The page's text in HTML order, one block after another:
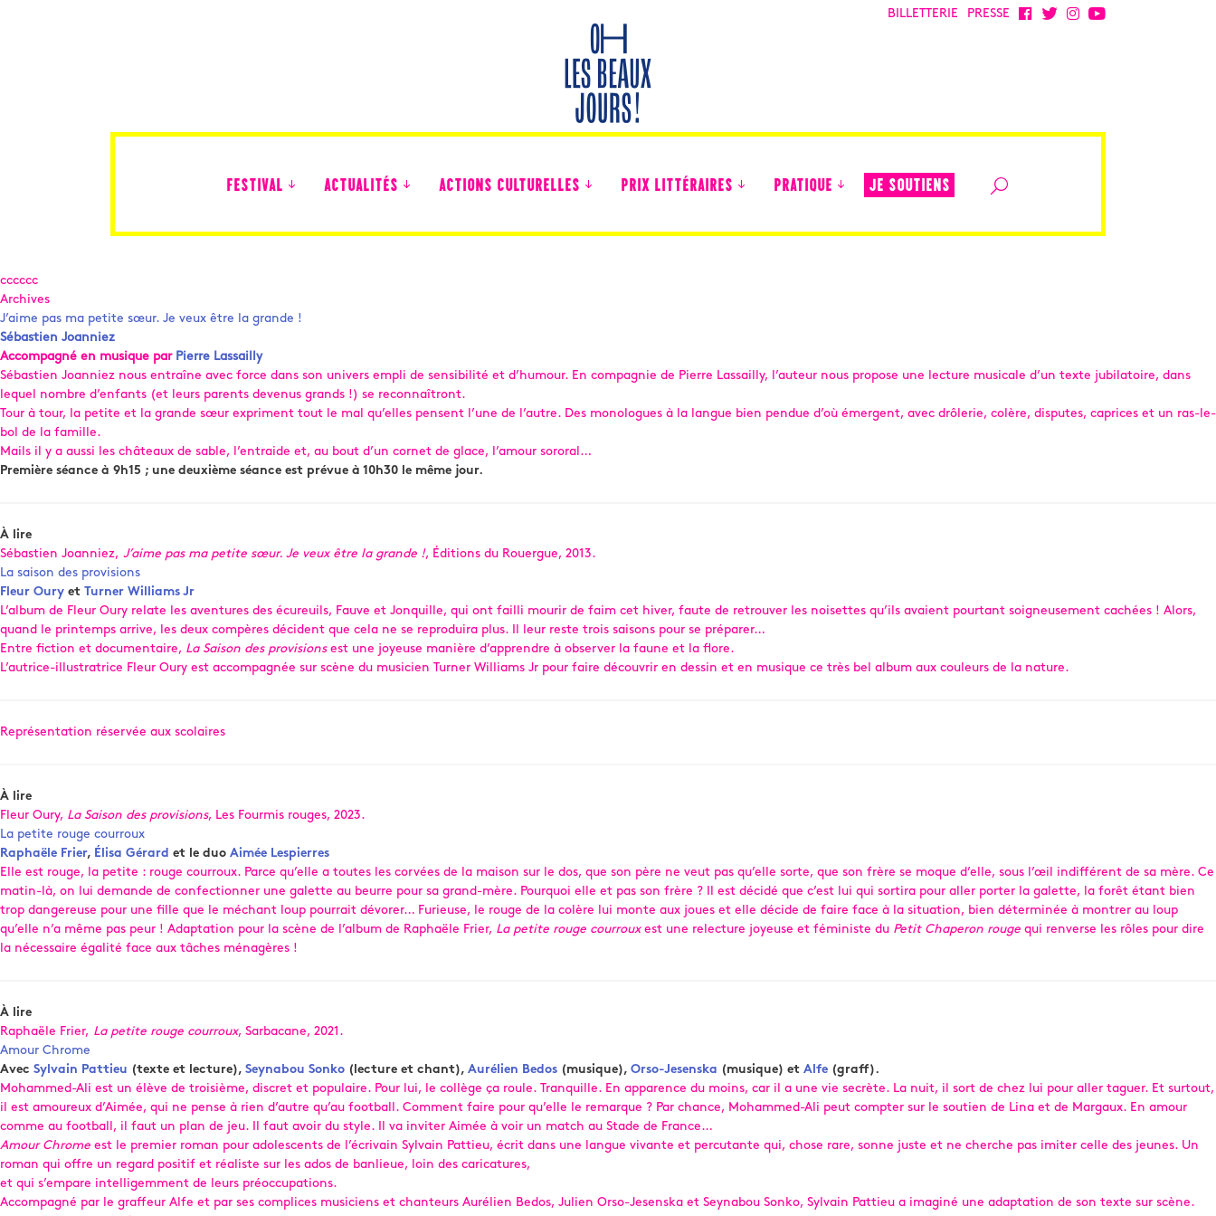
BILLETTERIE PRESSE
FESTIVAL ACTUALITÉS ACTIONS CULTURELLES PRIX LITTÉRAIRES PRATIQUE JE SOUTIENS
cccccc
Archives
J’aime pas ma petite sœur. Je veux être la grande !
Sébastien Joanniez
Accompagné en musique par Pierre Lassailly
Sébastien Joanniez nous entraîne avec force dans son univers empli de sensibilité et d’humour. En compagnie de Pierre Lassailly, l’auteur nous propose une lecture musicale d’un texte jubilatoire, dans
lequel nombre d’enfants (et leurs parents devenus grands !) se reconnaîtront.
Tour à tour, la petite et la grande sœur expriment tout le mal qu’elles pensent l’une de l’autre. Des monologues à la langue bien pendue d’où émergent, avec drôlerie, colère, disputes, caprices et un ras-le-
bol de la famille.
Mails il y a aussi les châteaux de sable, l’entraide et, au bout d’un cornet de glace, l’amour sororal…
Première séance à 9h15 ; une deuxième séance est prévue à 10h30 le même jour.
À lire
Sébastien Joanniez, J’aime pas ma petite sœur. Je veux être la grande !, Éditions du Rouergue, 2013.
La saison des provisions
Fleur Oury et Turner Williams Jr
L’album de Fleur Oury relate les aventures des écureuils, Fauve et Jonquille, qui ont failli mourir de faim cet hiver, faute de retrouver les noisettes qu’ils avaient pourtant soigneusement cachées ! Alors,
quand le printemps arrive, les deux compères décident que cela ne se reproduira plus. Il leur reste trois saisons pour se préparer…
Entre fiction et documentaire, La Saison des provisionsest une joyeuse manière d’apprendre à observer la faune et la flore.
L’autrice-illustratrice Fleur Oury est accompagnée sur scène du musicien Turner Williams Jr pour faire découvrir en dessin et en musique ce très bel album aux couleurs de la nature.
Représentation réservée aux scolaires
À lire
Fleur Oury, La Saison des provisions, Les Fourmis rouges, 2023.
La petite rouge courroux
Raphaële Frier, Élisa Gérard et le duo Aimée Lespierres
Elle est rouge, la petite : rouge courroux. Parce qu’elle a toutes les corvées de la maison sur le dos, que son père ne veut pas qu’elle sorte, que son frère se moque d’elle, sous l’œil indifférent de sa mère. Ce
matin-là, on lui demande de confectionner une galette au beurre pour sa grand-mère. Pourquoi elle et pas son frère ? Il est décidé que c’est lui qui sortira pour aller porter la galette, la forêt étant bien
trop dangereuse pour une fille que le méchant loup pourrait dévorer… Furieuse, le rouge de la colère lui monte aux joues et elle décide de faire face à la situation, bien déterminée à montrer au loup
qu’elle n’a même pas peur ! Adaptation pour la scène de l’album de Raphaële Frier, La petite rouge courrouxest une relecture joyeuse et féministe du Petit Chaperon rouge qui renverse les rôles pour dire
la nécessaire égalité face aux tâches ménagères !
À lire
Raphaële Frier, La petite rouge courroux, Sarbacane, 2021.
Amour Chrome
Avec Sylvain Pattieu (texte et lecture), Seynabou Sonko (lecture et chant), Aurélien Bedos (musique), Orso-Jesenska (musique) et Alfe (graff).
Mohammed-Ali est un élève de troisième, discret et populaire. Pour lui, le collège ça roule. Tranquille. En apparence du moins, car il a une vie secrète. La nuit, il sort de chez lui pour aller taguer. Et surtout,
il est amoureux d’Aimée, qui ne pense à rien d’autre qu’au football. Comment faire pour qu’elle le remarque ? Par chance, Mohammed-Ali peut compter sur le soutien de Lina et de Margaux. En amour
comme au football, il faut un plan de jeu. Il faut avoir du style. Il va inviter Aimée à voir un match au Stade de France…
Amour Chrome est le premier roman pour adolescents de l’écrivain Sylvain Pattieu, écrit dans une langue vivante et percutante qui, chose rare, sonne juste et ne cherche pas imiter celle des jeunes. Un
roman qui offre un regard positif et réaliste sur les ados de banlieue, loin des caricatures,
et qui s’empare intelligemment de leurs préoccupations.
Accompagné par le graffeur Alfe et par ses complices musiciens et chanteurs Aurélien Bedos, Julien Orso-Jesenska et Seynabou Sonko, Sylvain Pattieu a imaginé une adaptation de son texte sur scène.